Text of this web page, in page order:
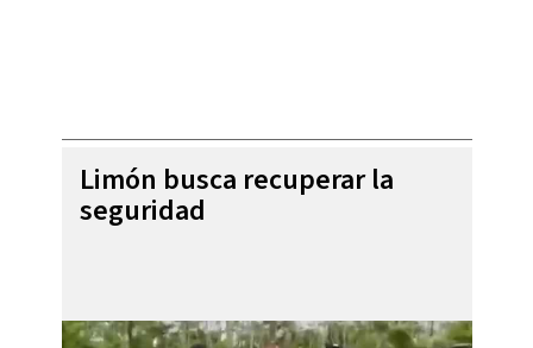
Limón busca recuperar la
seguridad